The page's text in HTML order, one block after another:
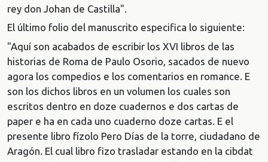
rey don Johan de Castilla".
El último folio del manuscrito especifica lo siguiente:
"Aquí son acabados de escribir los XVI libros de las
historias de Roma de Paulo Osorio, sacados de nuevo
agora los compedios e los comentarios en romance. E
son los dichos libros en un volumen los cuales son
escritos dentro en doze cuadernos e dos cartas de
paper e ha en cada uno cuaderno doze cartas. E el
presente libro fízolo Pero Días de la torre, ciudadano de
Aragón. El cual libro fizo trasladar estando en la cibdat